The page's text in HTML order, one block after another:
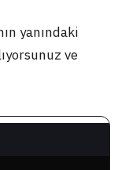
yanındaki
ve